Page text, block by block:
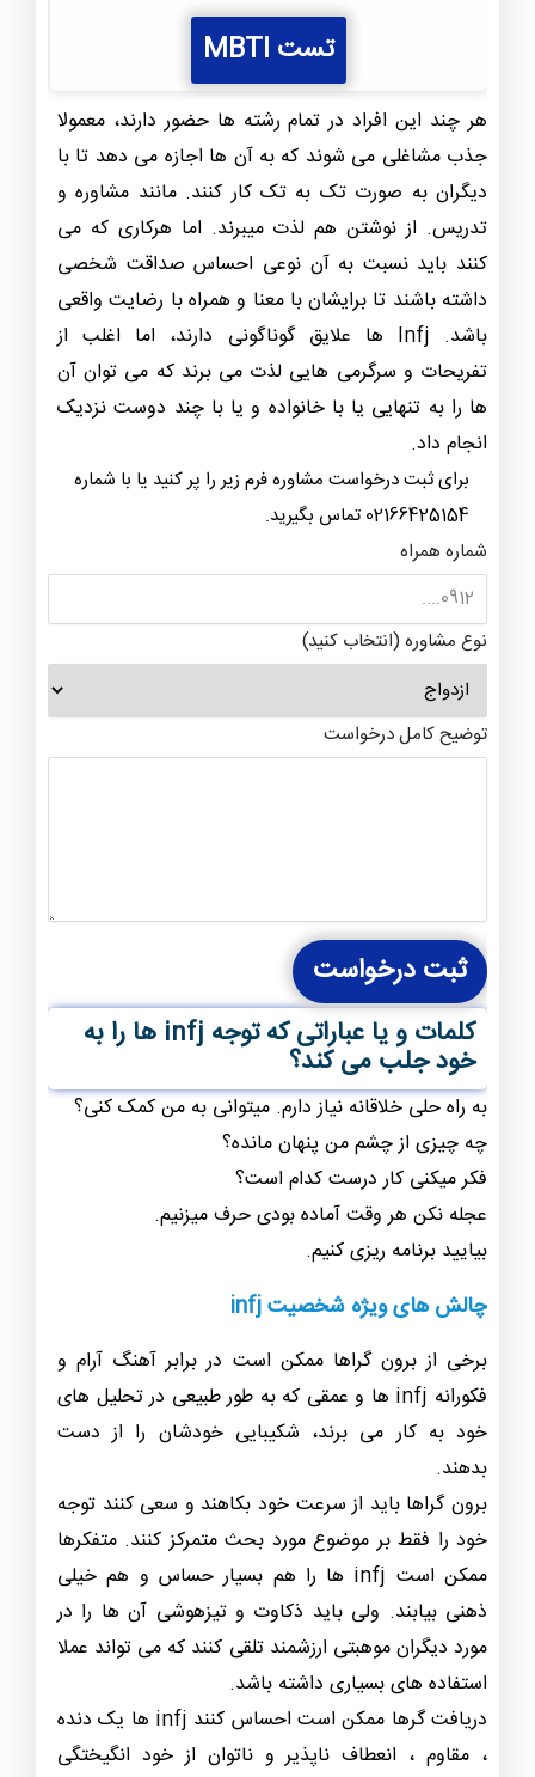
تست MBTI
هر چند این افراد در تمام رشته ها حضور دارند، معمولا
جذب مشاغلی می شوند که به آن ها اجازه می دهد تا با
دیگران به صورت تک به تک کار کنند. مانند مشاوره و
تدریس. از نوشتن هم لذت میبرند. اما هرکاری که می
کنند باید نسبت به آن نوعی احساس صداقت شخصی
داشته باشند تا برایشان با معنا و همراه با رضایت واقعی
باشد. Infj ها علایق گوناگونی دارند، اما اغلب از
تفریحات و سرگرمی هایی لذت می برند که می توان آن
ها را به تنهایی یا با خانواده و یا با چند دوست نزدیک
انجام داد.
برای ثبت درخواست مشاوره فرم زیر را پر کنید یا با شماره
02166425154 تماس بگیرید.
شماره همراه
نوع مشاوره (انتخاب کنید)
توضیح کامل درخواست
ثبت درخواست
کلمات و یا عباراتی که توجه infj ها را به
خود جلب می کند؟
به راه حلی خلاقانه نیاز دارم. میتوانی به من کمک کنی؟
چه چیزی از چشم من پنهان مانده؟
فکر میکنی کار درست کدام است؟
عجله نکن هر وقت آماده بودی حرف میزنیم.
بیایید برنامه ریزی کنیم.
چالش های ویژه شخصیت infj
برخی از برون گراها ممکن است در برابر آهنگ آرام و
فکورانه infj ها و عمقی که به طور طبیعی در تحلیل های
خود به کار می برند، شکیبایی خودشان را از دست
بدهند.
برون گراها باید از سرعت خود بکاهند و سعی کنند توجه
خود را فقط بر موضوع مورد بحث متمرکز کنند. متفکرها
ممکن است infj ها را هم بسیار حساس و هم خیلی
ذهنی بیابند. ولی باید ذکاوت و تیزهوشی آن ها را در
مورد دیگران موهبتی ارزشمند تلقی کنند که می تواند عملا
استفاده های بسیاری داشته باشد.
دریافت گرها ممکن است احساس کنند infj ها یک دنده
، مقاوم ، انعطاف ناپذیر و ناتوان از خود انگیختگی